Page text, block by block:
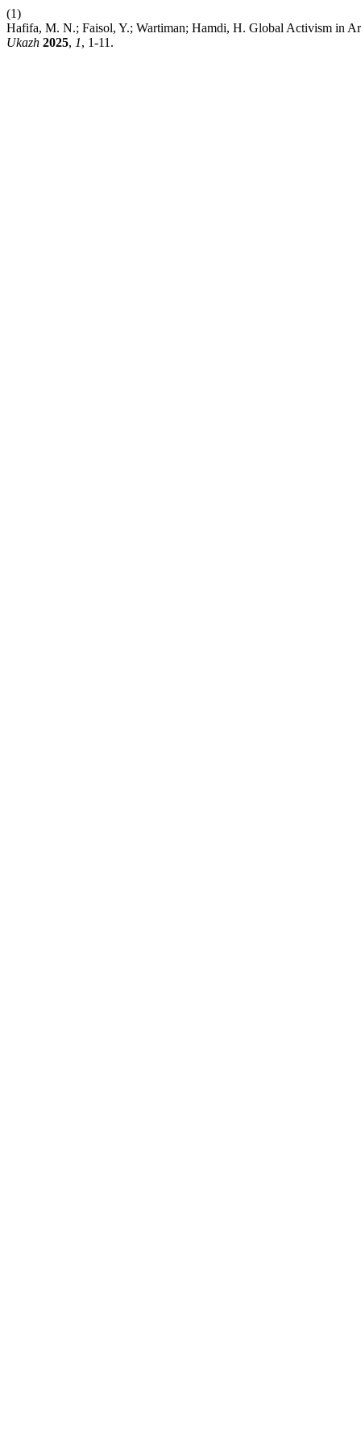
(1)
Hafifa, M. N.; Faisol, Y.; Wartiman; Hamdi, H. Global Activism in
Ukazh 2025, 1, 1-11.